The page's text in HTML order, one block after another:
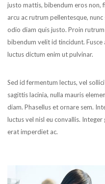
justo mattis, bibendum eros non,
arcu ac rutrum pellentesque,
odio diam quis justo. Proin
bibendum velit id tincidunt.
luctus dictum enim ut pulvinar.
Sed id fermentum lectus, vel
sagittis lacinia, nulla mauris
diam. Phasellus et ornare sem.
luctus vel nisl eu convallis.
erat imperdiet ac.